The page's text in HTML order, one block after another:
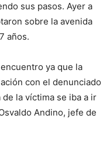
sus pasos. Ayer a
sobre la avenida
años.
ya que la
con el denunciado
de la víctima se iba a ir
Andino, jefe de